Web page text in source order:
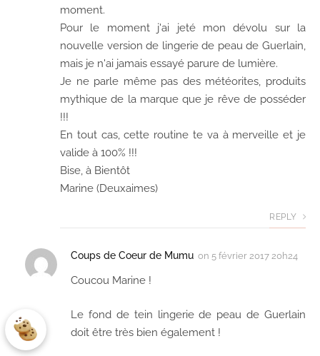
moment.
Pour le moment j'ai jeté mon dévolu sur la
nouvelle version de lingerie de peau de Guerlain,
mais je n'ai jamais essayé parure de lumière.
Je ne parle même pas des météorites, produits
mythique de la marque que je rêve de posséder
!!!
En tout cas, cette routine te va à merveille et je
valide à 100% !!!
Bise, à Bientôt
Marine (Deuxaimes)
REPLY
Coups de Coeur de Mumu on 5 février 2017 20h24
Coucou Marine !
Le fond de tein lingerie de peau de Guerlain
doit être très bien également !